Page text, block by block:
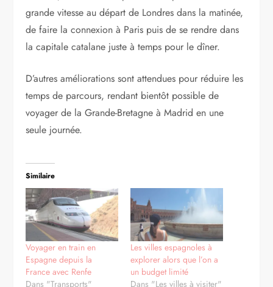
«C’est quelque chose de plus qu’un simple chemin de
fer. Nous sommes en face d’un des plus grands
projets d’infrastructure et le plus ambitieux jamais
stratégique qui va être un nouveau pôle de prospérité
pour la Catalogne, le reste de l’Espagne et de
l’Europe entière « , a déclaré le Premier ministre
espagnol Mariano Rajoy.
En effet, il sera bientôt possible de prendre un train à
grande vitesse au départ de Londres dans la matinée,
de faire la connexion à Paris puis de se rendre dans
la capitale catalane juste à temps pour le dîner.
D’autres améliorations sont attendues pour réduire les
temps de parcours, rendant bientôt possible de
voyager de la Grande-Bretagne à Madrid en une